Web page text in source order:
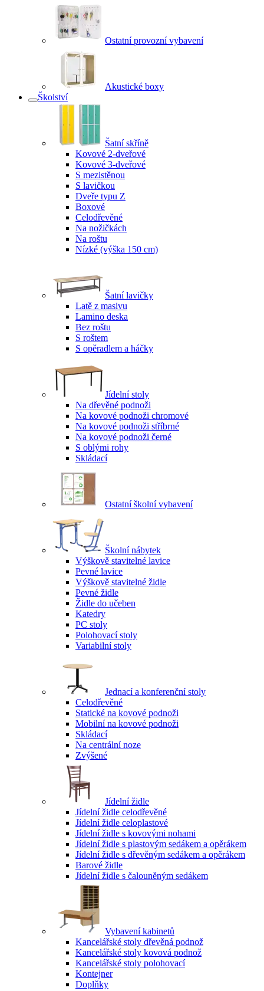
Ostatní provozní vybavení
Akustické boxy
Školství
Šatní skříně
Kovové 2-dveřové
Kovové 3-dveřové
S mezistěnou
S lavičkou
Dveře typu Z
Boxové
Celodřevěné
Na nožičkách
Na roštu
Nízké (výška 150 cm)
Šatní lavičky
Latě z masivu
Lamino deska
Bez roštu
S roštem
S opěradlem a háčky
Jídelní stoly
Na dřevěné podnoži
Na kovové podnoži chromové
Na kovové podnoži stříbrné
Na kovové podnoži černé
S oblými rohy
Skládací
Ostatní školní vybavení
Školní nábytek
Výškově stavitelné lavice
Pevné lavice
Výškově stavitelné židle
Pevné židle
Židle do učeben
Katedry
PC stoly
Polohovací stoly
Variabilní stoly
Jednací a konferenční stoly
Celodřevěné
Statické na kovové podnoži
Mobilní na kovové podnoži
Skládací
Na centrální noze
Zvýšené
Jídelní židle
Jídelní židle celodřevěné
Jídelní židle celoplastové
Jídelní židle s kovovými nohami
Jídelní židle s plastovým sedákem a opěrákem
Jídelní židle s dřevěným sedákem a opěrákem
Barové židle
Jídelní židle s čalouněným sedákem
Vybavení kabinetů
Kancelářské stoly dřevěná podnož
Kancelářské stoly kovová podnož
Kancelářské stoly polohovací
Kontejner
Doplňky